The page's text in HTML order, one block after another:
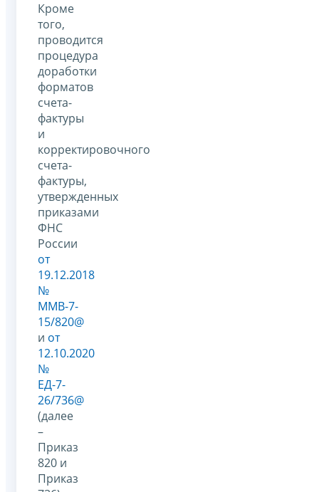
Кроме
того,
проводится
процедура
доработки
форматов
счета-
фактуры
и
корректировочного
счета-
фактуры,
утвержденных
приказами
ФНС
России
от
19.12.2018
№
ММВ-7-
15/820@
и от
12.10.2020
№
ЕД-7-
26/736@
(далее
–
Приказ
820 и
Приказ